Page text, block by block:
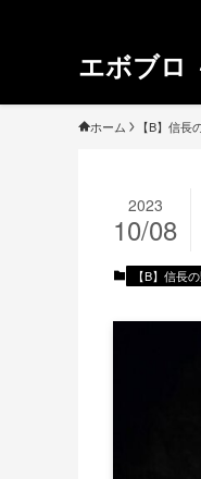
エボブロ
ホーム 【B】信長
2023
10/08
【B】信長